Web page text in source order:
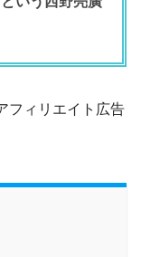
フィリエイト広告